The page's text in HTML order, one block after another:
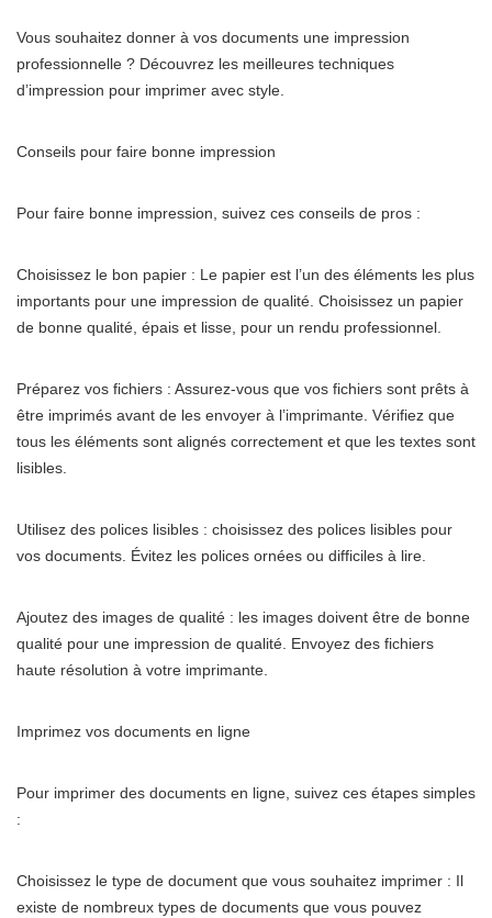
Vous souhaitez donner à vos documents une impression
professionnelle ? Découvrez les meilleures techniques
d’impression pour imprimer avec style.
Conseils pour faire bonne impression
Pour faire bonne impression, suivez ces conseils de pros :
Choisissez le bon papier : Le papier est l’un des éléments les plus
importants pour une impression de qualité. Choisissez un papier
de bonne qualité, épais et lisse, pour un rendu professionnel.
Préparez vos fichiers : Assurez-vous que vos fichiers sont prêts à
être imprimés avant de les envoyer à l’imprimante. Vérifiez que
tous les éléments sont alignés correctement et que les textes sont
lisibles.
Utilisez des polices lisibles : choisissez des polices lisibles pour
vos documents. Évitez les polices ornées ou difficiles à lire.
Ajoutez des images de qualité : les images doivent être de bonne
qualité pour une impression de qualité. Envoyez des fichiers
haute résolution à votre imprimante.
Imprimez vos documents en ligne
Pour imprimer des documents en ligne, suivez ces étapes simples
:
Choisissez le type de document que vous souhaitez imprimer : Il
existe de nombreux types de documents que vous pouvez